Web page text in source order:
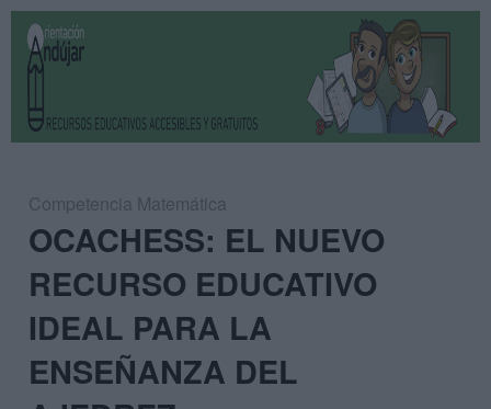
Competencia Matemática
OCACHESS: EL NUEVO
RECURSO EDUCATIVO
IDEAL PARA LA
ENSEÑANZA DEL